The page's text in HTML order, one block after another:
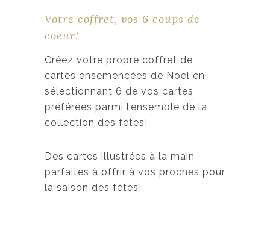
Votre coffret, vos 6 coups de
coeur!
Créez votre propre coffret de
cartes ensemencées de Noël en
sélectionnant 6 de vos cartes
préférées parmi l’ensemble de la
collection des fêtes!
Des cartes illustrées à la main
parfaites à offrir à vos proches pour
la saison des fêtes!